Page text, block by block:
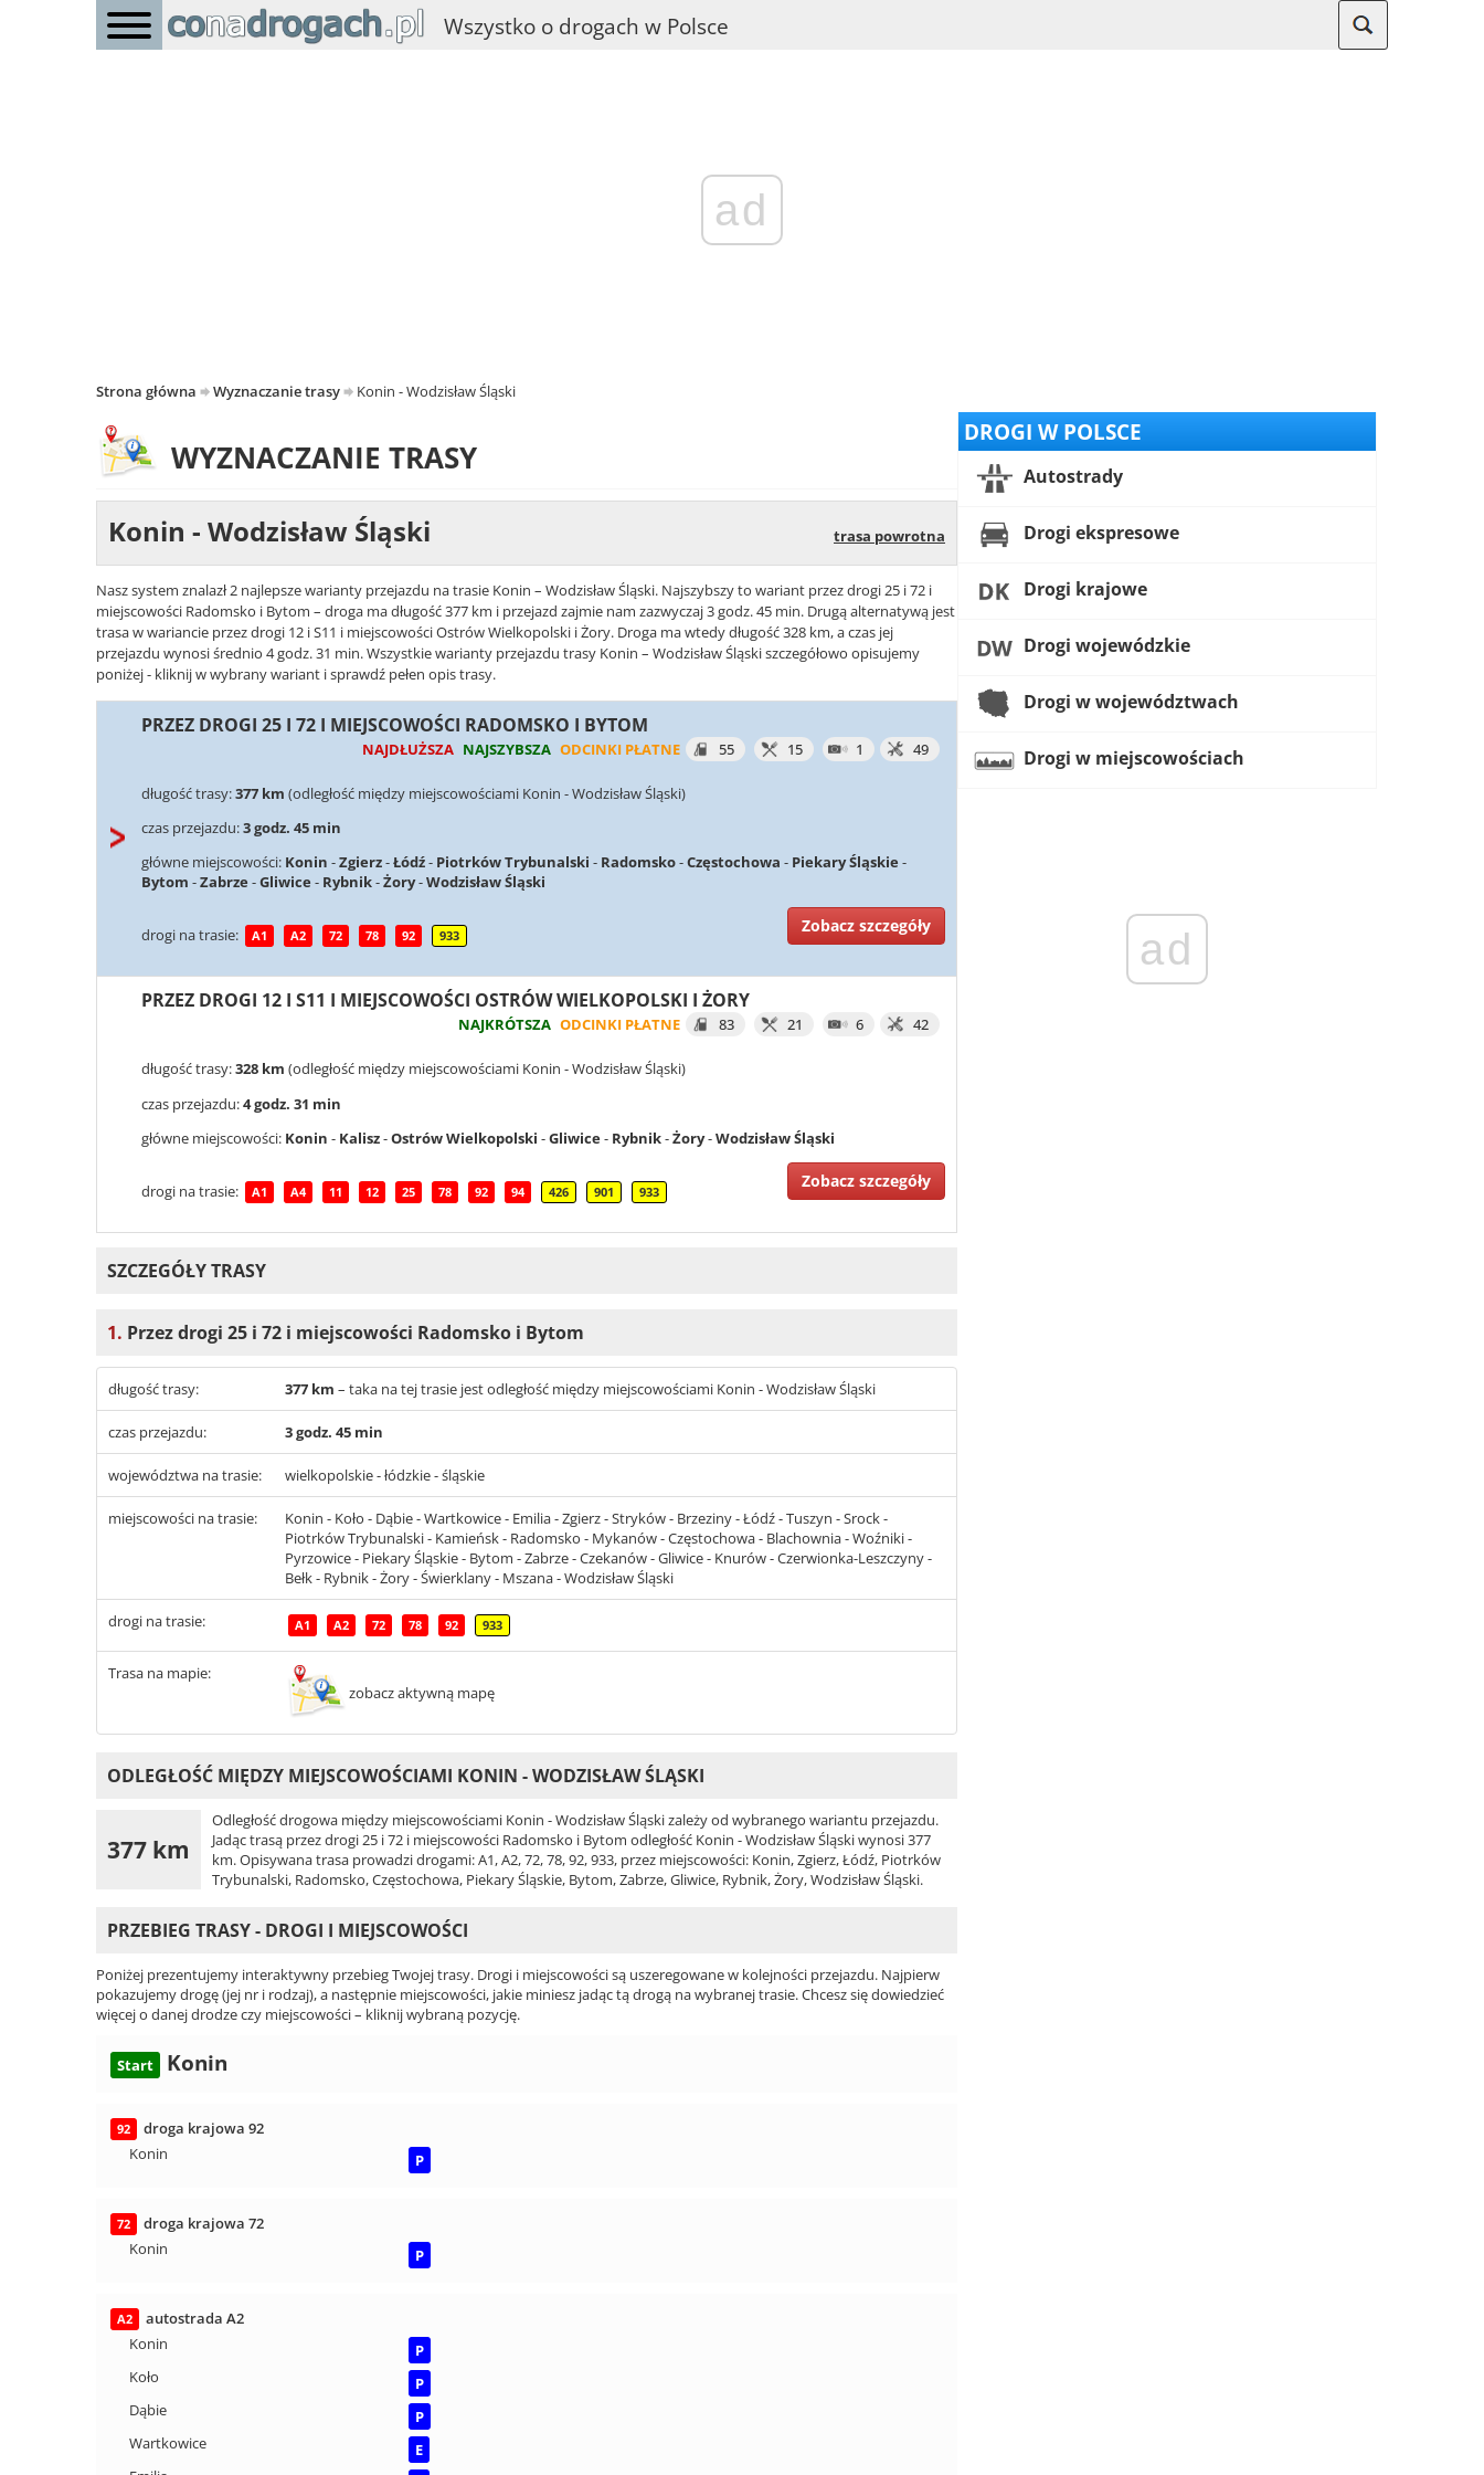
Wszystko o drogach w Polsce
ad
Strona główna Wyznaczanie trasy Konin - Wodzisław Śląski
WYZNACZANIE TRASY
Konin - Wodzisław Śląski trasa powrotna
Nasz system znalazł 2 najlepsze warianty przejazdu na trasie Konin – Wodzisław Śląski. Najszybszy to wariant przez drogi 25 i 72 i
miejscowości Radomsko i Bytom – droga ma długość 377 km i przejazd zajmie nam zazwyczaj 3 godz. 45 min. Drugą alternatywą jest
trasa w wariancie przez drogi 12 i S11 i miejscowości Ostrów Wielkopolski i Żory. Droga ma wtedy długość 328 km, a czas jej
przejazdu wynosi średnio 4 godz. 31 min. Wszystkie warianty przejazdu trasy Konin – Wodzisław Śląski szczegółowo opisujemy
poniżej - kliknij w wybrany wariant i sprawdź pełen opis trasy.
PRZEZ DROGI 25 I 72 I MIEJSCOWOŚCI RADOMSKO I BYTOM
NAJDŁUŻSZA NAJSZYBSZA ODCINKI PŁATNE 55 15 1 49
długość trasy:377 km (odległość między miejscowościami Konin - Wodzisław Śląski)
czas przejazdu:3 godz. 45 min
główne miejscowości: Konin -Zgierz-Łódź- Piotrków Trybunalski - Radomsko-Częstochowa - Piekary Śląskie -
Bytom -Zabrze -Gliwice - Rybnik-Żory-Wodzisław Śląski
drogi na trasie: A1 A2 72 78 92 933
Zobacz szczegóły
PRZEZ DROGI 12 I S11 I MIEJSCOWOŚCI OSTRÓW WIELKOPOLSKI I ŻORY
NAJKRÓTSZA ODCINKI PŁATNE 83 21 6 42
długość trasy:328 km (odległość między miejscowościami Konin - Wodzisław Śląski)
czas przejazdu:4 godz. 31 min
główne miejscowości: Konin - Kalisz-Ostrów Wielkopolski -Gliwice- Rybnik-Żory-Wodzisław Śląski
drogi na trasie: A1 A4 11 12 25 78 92 94 426 901 933
Zobacz szczegóły
SZCZEGÓŁY TRASY
1. Przez drogi 25 i 72 i miejscowości Radomsko i Bytom
długość trasy: 377 km – taka na tej trasie jest odległość między miejscowościami Konin - Wodzisław Śląski
czas przejazdu: 3 godz. 45 min
województwa na trasie: wielkopolskie - łódzkie - śląskie
miejscowości na trasie:
Konin - Koło - Dąbie - Wartkowice - Emilia - Zgierz - Stryków - Brzeziny - Łódź - Tuszyn - Srock -
Piotrków Trybunalski - Kamieńsk - Radomsko - Mykanów - Częstochowa - Blachownia - Woźniki -
Pyrzowice - Piekary Śląskie - Bytom - Zabrze - Czekanów - Gliwice - Knurów - Czerwionka-Leszczyny -
Bełk - Rybnik - Żory - Świerklany - Mszana - Wodzisław Śląski
drogi na trasie: A1 A2 72 78 92 933
Trasa na mapie:
zobacz aktywną mapę
ODLEGŁOŚĆ MIĘDZY MIEJSCOWOŚCIAMI KONIN - WODZISŁAW ŚLĄSKI
377 km
Odległość drogowa między miejscowościami Konin - Wodzisław Śląski zależy od wybranego wariantu przejazdu.
Jadąc trasą przez drogi 25 i 72 i miejscowości Radomsko i Bytom odległość Konin - Wodzisław Śląski wynosi 377
km. Opisywana trasa prowadzi drogami: A1, A2, 72, 78, 92, 933, przez miejscowości: Konin, Zgierz, Łódź, Piotrków
Trybunalski, Radomsko, Częstochowa, Piekary Śląskie, Bytom, Zabrze, Gliwice, Rybnik, Żory, Wodzisław Śląski.
PRZEBIEG TRASY - DROGI I MIEJSCOWOŚCI
Poniżej prezentujemy interaktywny przebieg Twojej trasy. Drogi i miejscowości są uszeregowane w kolejności przejazdu. Najpierw
pokazujemy drogę (jej nr i rodzaj), a następnie miejscowości, jakie miniesz jadąc tą drogą na wybranej trasie. Chcesz się dowiedzieć
więcej o danej drodze czy miejscowości – kliknij wybraną pozycję.
Start Konin
92
droga krajowa 92
Konin
P
72
droga krajowa 72
Konin
P
A2
autostrada A2
Konin
P
Koło
P
Dąbie
P
Wartkowice
E
DROGI W POLSCE
Autostrady
Drogi ekspresowe
Drogi krajowe
Drogi wojewódzkie
Drogi w województwach
Drogi w miejscowościach
ad